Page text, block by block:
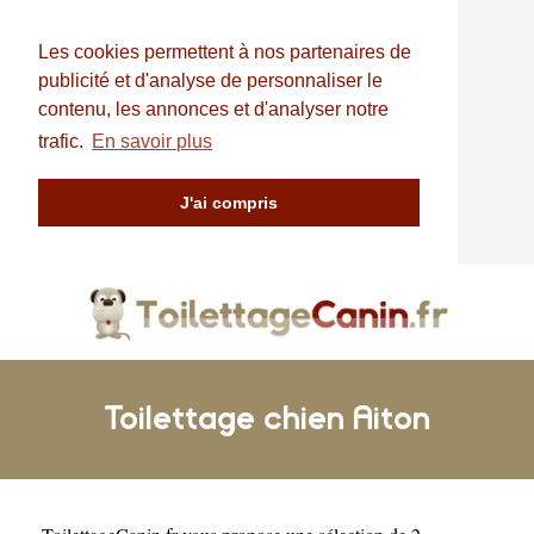
Les cookies permettent à nos partenaires de
publicité et d'analyse de personnaliser le
contenu, les annonces et d'analyser notre
trafic. En savoir plus
J'ai compris
Toilettage chien Aiton